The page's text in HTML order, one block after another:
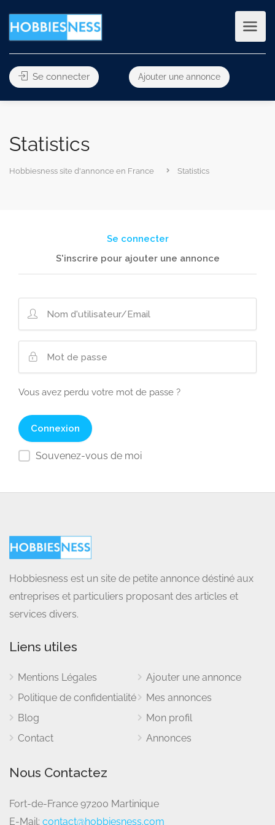
Se connecter Ajouter une annonce
Statistics
Hobbiesness site d'annonce en France Statistics
Se connecter
S'inscrire pour ajouter une annonce
Vous avez perdu votre mot de passe ?
Souvenez-vous de moi
Hobbiesness est un site de petite annonce déstiné aux
entreprises et particuliers proposant des articles et
services divers.
Liens utiles
Mentions Légales
Politique de confidentialité
Blog
Contact
Ajouter une annonce
Mes annonces
Mon profil
Annonces
Nous Contactez
Fort-de-France 97200 Martinique
E-Mail: contact@hobbiesness.com